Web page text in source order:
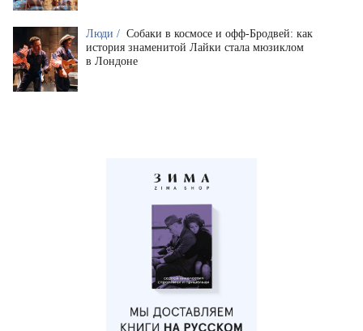
Люди / Собаки в космосе и офф-Бродвей: как
история знаменитой Лайки стала мюзиклом
в Лондоне